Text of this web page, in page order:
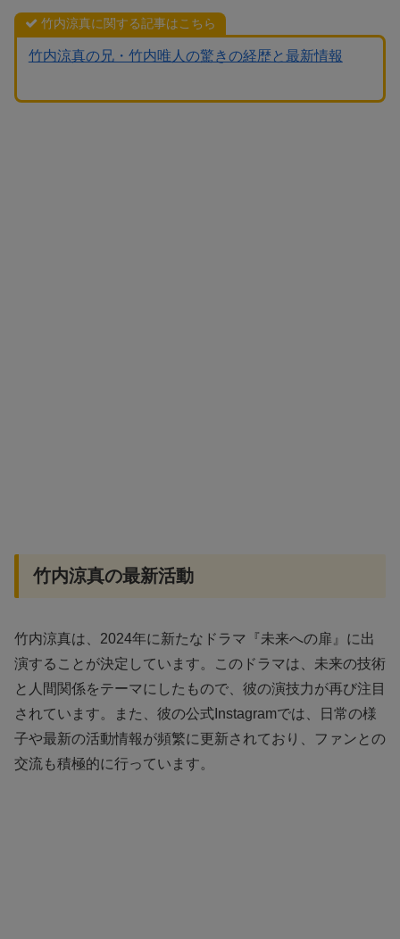
竹内涼真に関する記事はこちら
竹内涼真の兄・竹内唯人の驚きの経歴と最新情報
竹内涼真の最新活動
竹内涼真は、2024年に新たなドラマ『未来への扉』に出
演することが決定しています。このドラマは、未来の技術
と人間関係をテーマにしたもので、彼の演技力が再び注目
されています。また、彼の公式Instagramでは、日常の様
子や最新の活動情報が頻繁に更新されており、ファンとの
交流も積極的に行っています。